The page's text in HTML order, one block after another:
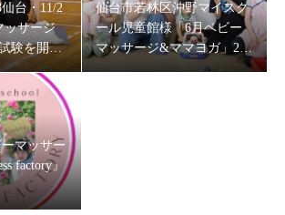
台・11/2
ッサージ
験を開催
仙台市若林区沖野マイスク
ール児童館様「6月ベビー
マッサージ&ママヨガ」202
マッサー
factory』